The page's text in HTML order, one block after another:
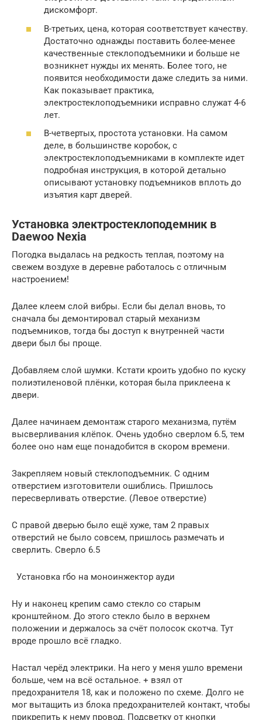
дискомфорт.
В-третьих, цена, которая соответствует качеству.
Достаточно однажды поставить более-менее
качественные стеклоподъемники и больше не
возникнет нужды их менять. Более того, не
появится необходимости даже следить за ними.
Как показывает практика,
электростеклоподъемники исправно служат 4-6
лет.
В-четвертых, простота установки. На самом
деле, в большинстве коробок, с
электростеклоподъемниками в комплекте идет
подробная инструкция, в которой детально
описывают установку подъемников вплоть до
изъятия карт дверей.
Установка электростеклоподемник в
Daewoo Nexia
Погодка выдалась на редкость теплая, поэтому на
свежем воздухе в деревне работалось с отличным
настроением!
Далее клеем слой вибры. Если бы делал вновь, то
сначала бы демонтировал старый механизм
подъемников, тогда бы доступ к внутренней части
двери был бы проще.
Добавляем слой шумки. Кстати кроить удобно по куску
полиэтиленовой плёнки, которая была приклеена к
двери.
Далее начинаем демонтаж старого механизма, путём
высверливания клёпок. Очень удобно сверлом 6.5, тем
более оно нам еще понадобится в скором времени.
Закрепляем новый стеклоподъемник. С одним
отверстием изготовители ошиблись. Пришлось
пересверливать отверстие. (Левое отверстие)
С правой дверью было ещё хуже, там 2 правых
отверстий не было совсем, пришлось размечать и
сверлить. Сверло 6.5
Установка гбо на моноинжектор ауди
Ну и наконец крепим само стекло со старым
кронштейном. До этого стекло было в верхнем
положении и держалось за счёт полосок скотча. Тут
вроде прошло всё гладко.
Настал черёд электрики. На него у меня ушло времени
больше, чем на всё остальное. + взял от
предохранителя 18, как и положено по схеме. Долго не
мог вытащить из блока предохранителей контакт, чтобы
прикрепить к нему провод. Подсветку от кнопки